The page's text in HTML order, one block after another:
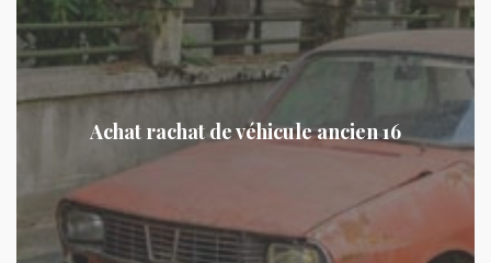
Achat rachat de véhicule ancien 16